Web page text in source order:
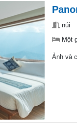
núi
Một
Ảnh và